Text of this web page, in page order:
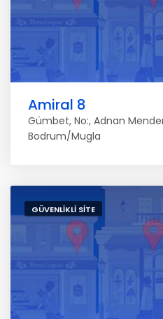
Amiral 8
Gümbet, No:, Adnan
Bodrum/Mugla
GÜVENLIKLI SITE